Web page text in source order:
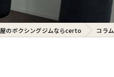
のボクシングジムならcerto コラム